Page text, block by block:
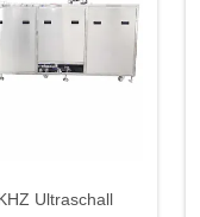
Ultraschall